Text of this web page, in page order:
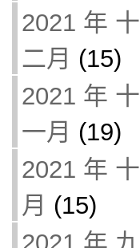
2021 年 十
二月 (15)
2021 年 十
一月 (19)
2021 年 十
月 (15)